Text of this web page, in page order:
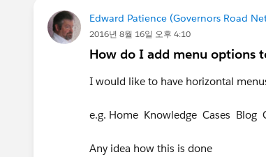
Edward Patience (Governors Road
2016년 8월 16일 오후 4:10
How do I add menu options
I would like to have horizontal
e.g. Home Knowledge Cases Blog
Any idea how this is done